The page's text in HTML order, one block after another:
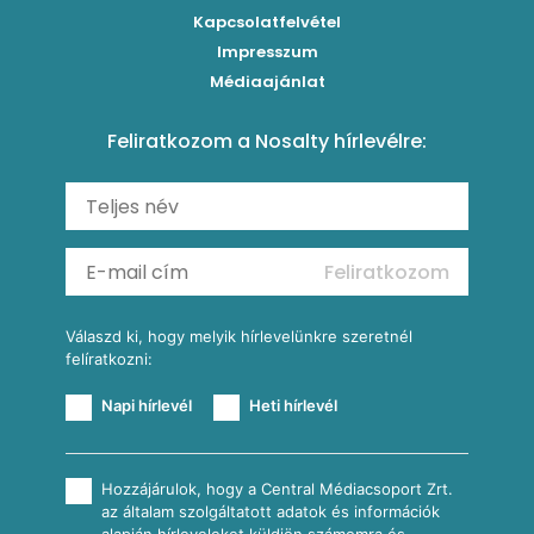
Carbonara
Szaftos paprikás csirke
Shakshuka
Ratatouille
Kukoricás-újhagymás lepény
Mexikói húsleves kukorica salsával
Almás-kéksajtos kukoricasaláta
Köretek
Reggeli receptek
Kapcsolatfelvétel
Impresszum
Médiaajánlat
Feliratkozom a Nosalty hírlevélre:
Feliratkozom
Válaszd ki, hogy melyik hírlevelünkre szeretnél
felíratkozni:
Napi hírlevél Heti hírlevél
Hozzájárulok, hogy a Central Médiacsoport Zrt.
az általam szolgáltatott adatok és információk